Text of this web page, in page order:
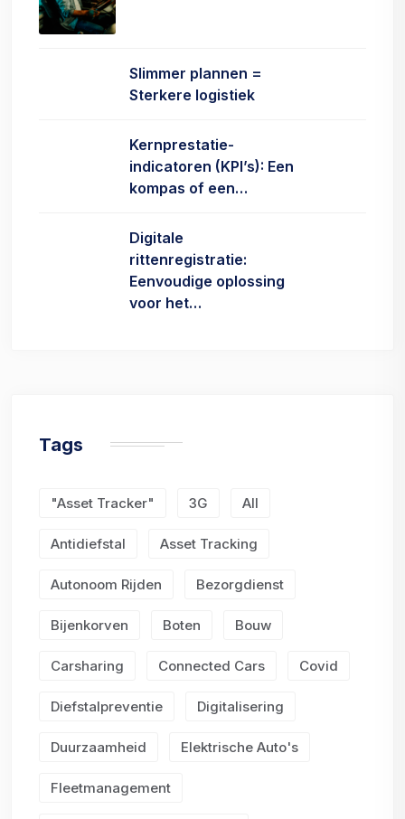
Slimmer plannen =
Sterkere logistiek
Kernprestatie-
indicatoren (KPI’s): Een
kompas of een…
Digitale
rittenregistratie:
Eenvoudige oplossing
voor het…
Tags
"Asset Tracker" 3G All
Antidiefstal Asset Tracking
Autonoom Rijden Bezorgdienst
Bijenkorven Boten Bouw
Carsharing Connected Cars Covid
Diefstalpreventie Digitalisering
Duurzaamheid Elektrische Auto's
Fleetmanagement